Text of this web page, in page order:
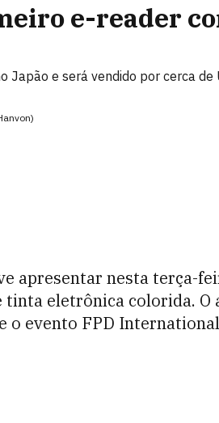
e-reader
Japão e será vendido por cerca de
apresentar nesta terça-
eletrônica colorida. O
o evento FPD